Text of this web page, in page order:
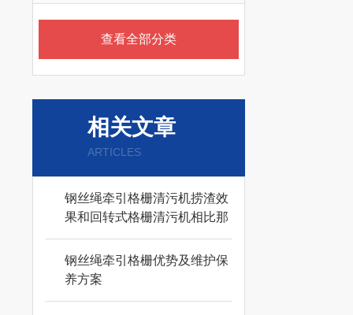
查看全部分类
相关文章
ARTICLES
钢丝绳牵引格栅清污机捞渣效
果和回转式格栅清污机相比那
个好
钢丝绳牵引格栅优势及维护保
养方案